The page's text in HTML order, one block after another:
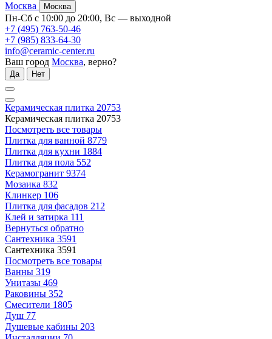
Москва
Москва
Пн-Сб с 10:00 до 20:00, Вс — выходной
+7 (495) 763-50-46
+7 (985) 833-64-30
info@ceramic-center.ru
Ваш город Москва, верно?
Да Нет
Керамическая плитка 20753
Керамическая плитка 20753
Посмотреть все товары
Плитка для ванной 8779
Плитка для кухни 1884
Плитка для пола 552
Керамогранит 9374
Мозаика 832
Клинкер 106
Плитка для фасадов 212
Клей и затирка 111
Вернуться обратно
Сантехника 3591
Сантехника 3591
Посмотреть все товары
Ванны 319
Унитазы 469
Раковины 352
Смесители 1805
Душ 77
Душевые кабины 203